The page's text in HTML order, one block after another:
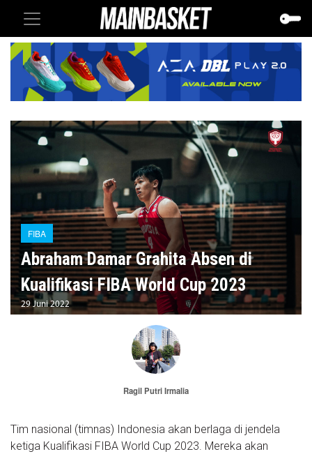
FIBA
Abraham Damar Grahita Absen di
Kualifikasi FIBA World Cup 2023
29 Juni 2022
Ragil Putri Irmalia
Tim nasional (timnas) Indonesia akan berlaga di jendela
ketiga Kualifikasi FIBA World Cup 2023. Mereka akan